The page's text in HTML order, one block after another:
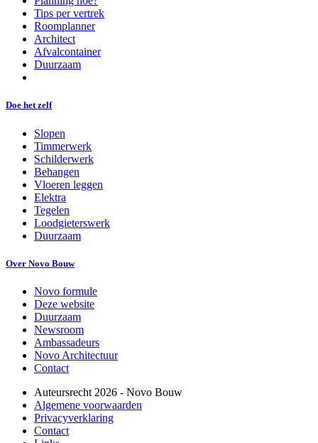
Tips per vertrek
Roomplanner
Architect
Afvalcontainer
Duurzaam
Doe het zelf
Slopen
Timmerwerk
Schilderwerk
Behangen
Vloeren leggen
Elektra
Tegelen
Loodgieterswerk
Duurzaam
Over Novo Bouw
Novo formule
Deze website
Duurzaam
Newsroom
Ambassadeurs
Novo Architectuur
Contact
Auteursrecht 2026 - Novo Bouw
Algemene voorwaarden
Privacyverklaring
Contact